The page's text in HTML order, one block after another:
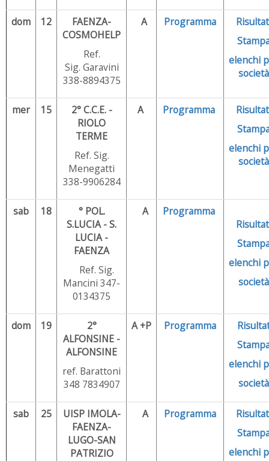
dom 12
FAENZA-
COSMOHELP
Ref.
Sig. Garavini
338-8894375
A Programma
elenchi
società
mer 15
2° C.C.E. -
RIOLO
TERME
Ref. Sig.
Menegatti
338-9906284
A Programma
elenchi
società
sab 18
° POL.
S.LUCIA - S.
LUCIA -
FAENZA
Ref. Sig.
Mancini 347-
0134375
A
Programma
elenchi
società
dom 19
2°
ALFONSINE -
ALFONSINE
ref. Barattoni
348 7834907
A +P Programma
elenchi
società
sab 25
UISP IMOLA-
FAENZA-
LUGO-SAN
PATRIZIO
A Programma
elenchi